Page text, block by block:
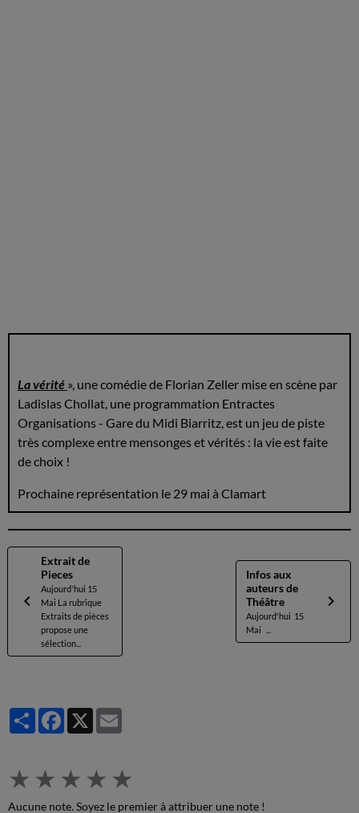
La vérité », une comédie de Florian Zeller mise en scène par
Ladislas Chollat, une programmation Entractes
Organisations - Gare du Midi Biarritz, est un jeu de piste
très complexe entre mensonges et vérités : la vie est faite
de choix !
Prochaine représentation le 29 mai à Clamart
Extrait de
Pieces
Aujourd'hui 15
Mai La rubrique
Extraits de pièces
propose une
sélection...
Infos aux
auteurs de
Théâtre
Aujourd'hui 15
Mai ...
PartagerFacebook
X
★ ★ ★ ★ ★
Aucune note. Soyez le premier à attribuer une note !